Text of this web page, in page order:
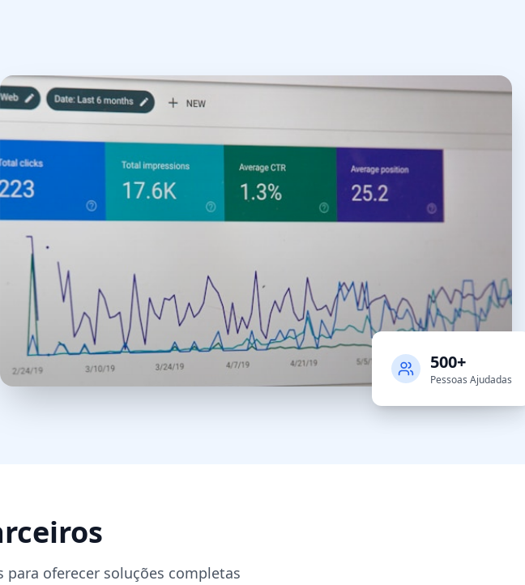
500+
Pessoas Ajudadas
oferecer soluções completas